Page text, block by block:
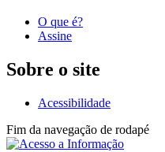
O que é?
Assine
Sobre o site
Acessibilidade
Fim da navegação de rodapé